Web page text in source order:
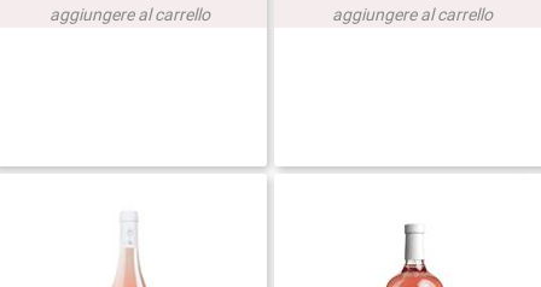
aggiungere al carrello
aggiungere al carrello